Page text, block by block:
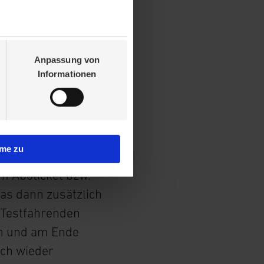
Anpassung von
Informationen
zu
testeten 500
gewohnten
wurde eine
Aboticket bzw.
dann zusätzlich
und am Ende
wieder